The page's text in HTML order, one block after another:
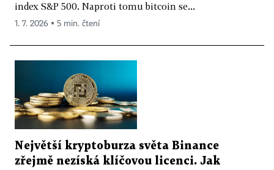
index S&P 500. Naproti tomu bitcoin se...
1. 7. 2026 ▪ 5 min. čtení
Největší kryptoburza světa Binance
zřejmě nezíská klíčovou licenci. Jak